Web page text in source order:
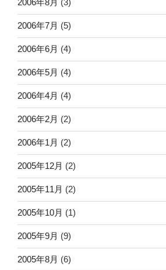
2006年8月 (3)
2006年7月 (5)
2006年6月 (4)
2006年5月 (4)
2006年4月 (4)
2006年2月 (2)
2006年1月 (2)
2005年12月 (2)
2005年11月 (2)
2005年10月 (1)
2005年9月 (9)
2005年8月 (6)